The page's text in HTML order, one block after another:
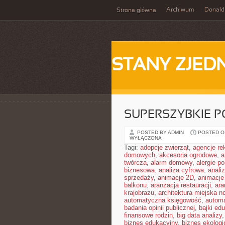
Strona główna Archiwum Donald
STANY
SUPERSZYBKIE
POSTED BY ADMIN POSTED
WYŁĄCZONA
Tagi: adopcje zwierząt, agencje
domowych, akcesoria ogrodowe,
twórcza, alarm domowy, alergie
biznesowa, analiza cyfrowa,
sprzedaży, animacje 2D,
balkonu, aranżacja restauracji,
krajobrazu, architektura miejska
automatyczna księgowość,
badania opinii publicznej, bajki
finansowe rodzin, big data analizy,
biznes edukacyjny, biznes